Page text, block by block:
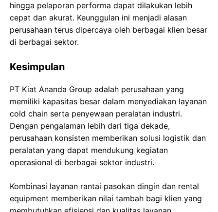
hingga pelaporan performa dapat dilakukan lebih
cepat dan akurat. Keunggulan ini menjadi alasan
perusahaan terus dipercaya oleh berbagai klien besar
di berbagai sektor.
Kesimpulan
PT Kiat Ananda Group adalah perusahaan yang
memiliki kapasitas besar dalam menyediakan layanan
cold chain serta penyewaan peralatan industri.
Dengan pengalaman lebih dari tiga dekade,
perusahaan konsisten memberikan solusi logistik dan
peralatan yang dapat mendukung kegiatan
operasional di berbagai sektor industri.
Kombinasi layanan rantai pasokan dingin dan rental
equipment memberikan nilai tambah bagi klien yang